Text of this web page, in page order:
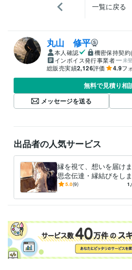
一覧に戻る
丸山 修平
本人確認
機密保持契
インボイス発行事業者
未
総販売実績2,126評価 4.9フ
無料で見積り相
メッセージを送る
出品者の人気サービス
縁を視て、想いを届け
思念伝達・縁結びをし
言葉にできない想いも
5.0(9)